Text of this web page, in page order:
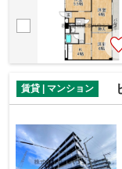
賃貸 | マンション